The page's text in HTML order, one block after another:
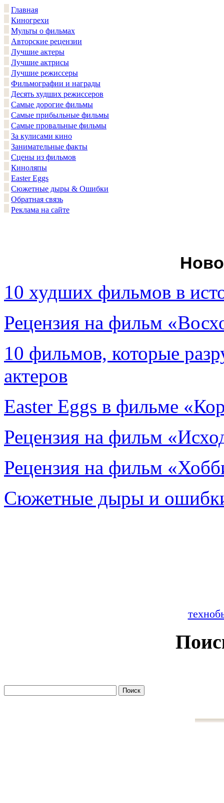
Главная
Киногрехи
Мульты о фильмах
Авторские рецензии
Лучшие актеры
Лучшие актрисы
Лучшие режиссеры
Фильмографии и награды
Десять худших режиссеров
Самые дорогие фильмы
Самые прибыльные фильмы
Самые провальные фильмы
За кулисами кино
Занимательные факты
Сцены из фильмов
Киноляпы
Easter Eggs
Сюжетные дыры & Ошибки
Обратная связь
Реклама на сайте
10 худших фильмов в
Рецензия на фильм
10 фильмов, которые
актеров
Easter Eggs в фильме
Рецензия на фильм
Рецензия на фильм
Сюжетные дыры и